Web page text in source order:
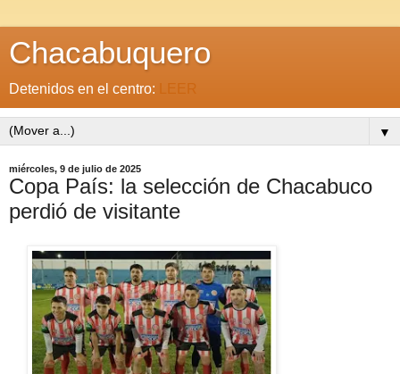
Chacabuquero
Detenidos en el centro: LEER
▼
miércoles, 9 de julio de 2025
Copa País: la selección de Chacabuco
perdió de visitante